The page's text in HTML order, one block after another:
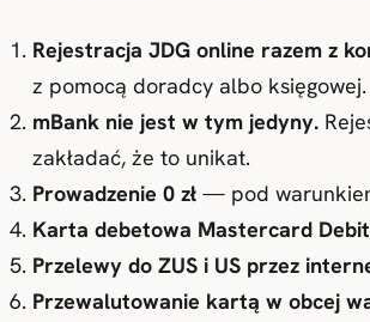
Rejestracja JDG online razem z
z pomocą doradcy albo księgowej.
mBank nie jest w tym jedyny.
zakładać, że to unikat.
Prowadzenie 0 zł — pod
Karta debetowa Mastercard
Przelewy do ZUS i US przez
Przewalutowanie kartą w obcej